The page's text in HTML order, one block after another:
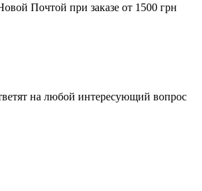
Почтой при заказе от 1500 грн
на любой интересующий вопрос